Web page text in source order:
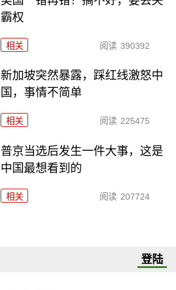
霸权
相关 阅读 390392
新加坡突然暴露，踩红线激怒中
国，事情不简单
相关 阅读 225475
普京当选后发生一件大事，这是
中国最想看到的
相关 阅读 207724
登陆